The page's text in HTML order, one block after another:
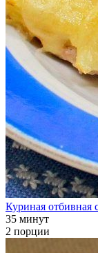
Куриная отбивная
35 минут
2 порции